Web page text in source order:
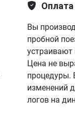
Оплата
Вы
пробной
устраивают
Цена не
процедуры.
изменений
логов на